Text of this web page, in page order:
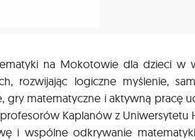
na Mokotowie dla dzieci w
rozwijając logiczne myślenie,
gry matematyczne i aktywną pracę
Kaplanów z Uniwersytetu
i wspólne odkrywanie